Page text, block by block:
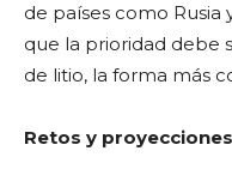
de países como Rusia
que la prioridad debe
de litio, la forma más
Retos y